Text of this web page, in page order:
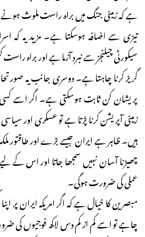
ہے کہ زمینی جنگ میں براہ راست ملوث
تیزی سے اضافہ ہوسکتا ہے۔ مزید یہ کہ
سیکورٹی چیلنجز سے نبرد آزما ہے اور براہ
گریز کرنا چاہتا ہے۔ دوسری جانب یہ
پریشان کن ثابت ہوسکتی ہے۔ اگر اسے
زمینی آپریشن کرنا پڑتا ہے تو عسکری اور
ہیں۔ ظاہر ہے ایران جیسے بڑے اور
چھیڑنا آسان نہیں سمجھا جاتا اور اس کے
عملی کی ضرورت ہوگی۔
مبصرین کا خیال ہے کہ اگر امریکہ ایران پر
چاہے تو اسے کم از کم دس لاکھ فوجیوں کی